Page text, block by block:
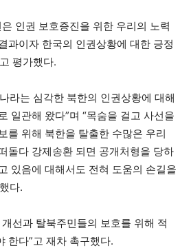
인권 보호증진을 위한 우리의 노력
과이자 한국의 인권상황에 대한 긍정
평가했다.
라는 심각한 북한의 인권상황에 대해
일관해 왔다”며 “목숨을 걸고 사선을
를 위해 북한을 탈출한 수많은 우리
돌다 강제송환 되면 공개처형을 당하
있음에 대해서도 전혀 도움의 손길을
다.
선과 탈북주민들의 보호를 위해 적
한다”고 재차 촉구했다.